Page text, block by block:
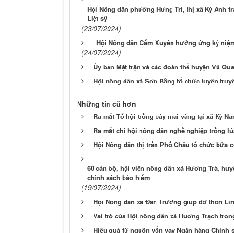
Hội Nông dân phường Hưng Trí, thị xã Kỳ Anh
Liệt sỹ
(23/07/2024)
Hội Nông dân Cẩm Xuyên hưởng ứng kỷ
(24/07/2024)
Ủy ban Mặt trận và các đoàn thể huyện Vũ
Hội nông dân xã Sơn Bằng tổ chức tuyên
Những tin cũ hơn
Ra mắt Tổ hội trồng cây mai vàng tại xã Kỳ
Ra mắt chi hội nông dân nghề nghiệp trồng
Hội Nông dân thị trấn Phố Châu tổ chức bữa
60 cán bộ, hội viên nông dân xã Hương Trà,
chính sách bảo hiểm
(19/07/2024)
Hội Nông dân xã Đan Trường giúp đỡ thôn
Vai trò của Hội nông dân xã Hương Trạch
Hiệu quả từ nguồn vốn vay Ngân hàng Chính